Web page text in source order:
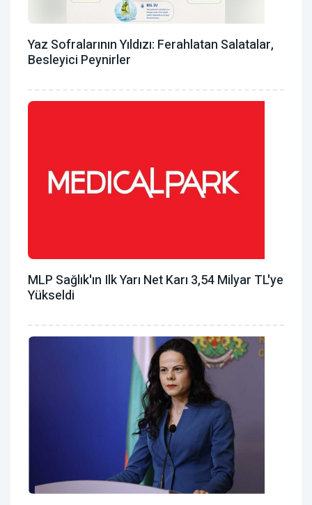
Yaz Sofralarının Yıldızı: Ferahlatan Salatalar,
Besleyici Peynirler
MLP Sağlık'ın Ilk Yarı Net Karı 3,54 Milyar TL'ye
Yükseldi